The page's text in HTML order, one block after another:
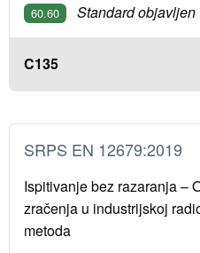
60.60 Standard objavljen
C135
SRPS EN 12679:2019
Ispitivanje bez razaranja –
zračenja u industrijskoj
metoda